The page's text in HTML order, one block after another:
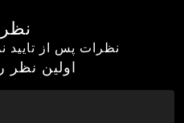
نظرات پس از تایید
اولین نظر